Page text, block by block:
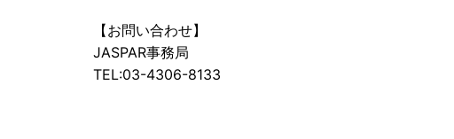
【お問い合わせ】
JASPAR事務局
TEL:03-4306-8133